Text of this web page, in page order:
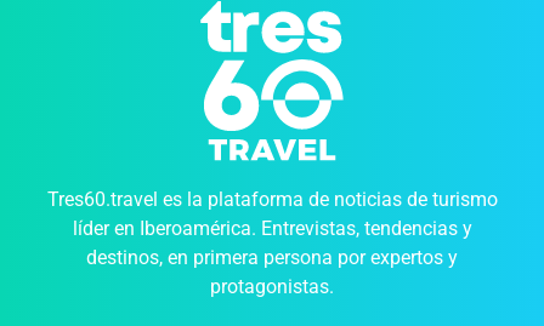
Tres60.travel es la plataforma de noticias de turismo
líder en Iberoamérica. Entrevistas, tendencias y
destinos, en primera persona por expertos y
protagonistas.